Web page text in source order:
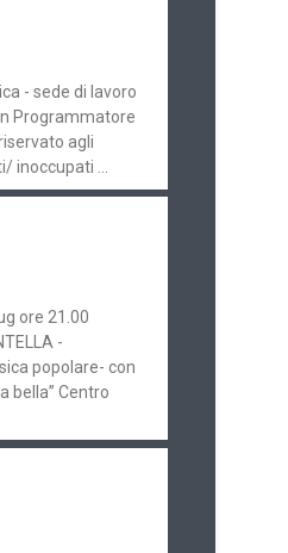
- sede di lavoro
Programmatore
agli
inoccupati ...
ore 21.00
-
popolare- con
bella” Centro